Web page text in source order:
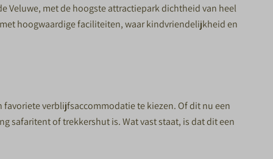
Veluwe, met de hoogste attractiepark dichtheid van heel
met hoogwaardige faciliteiten, waar kindvriendelijkheid en
verblijfsaccommodatie te kiezen. Of dit nu een
safaritent of trekkershut is. Wat vast staat, is dat dit een